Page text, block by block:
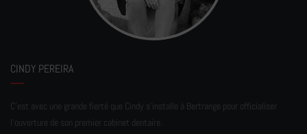
CINDY PEREIRA
C'est avec une grande fierté que Cindy s'installe à Bertrange pour officialiser
l'ouverture de son premier cabinet dentaire.